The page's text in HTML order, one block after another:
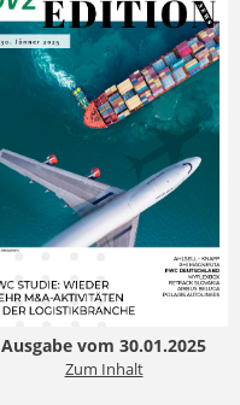
Ausgabe vom 30.01.2025
Zum Inhalt